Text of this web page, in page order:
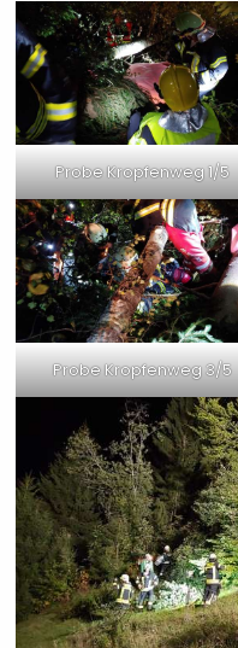
Probe Kropfenweg 1/5
Probe Kropfenweg 3/5